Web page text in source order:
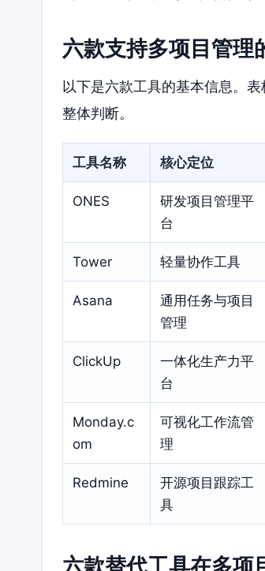
六款支持多项目管理
以下是六款工具的基本信息。
整体判断。
工具名称 核心定位
ONES
研发项目管理平
台
Tower 轻量协作工具
Asana
通用任务与项目
管理
ClickUp
一体化生产力平
台
Monday.c
om
可视化工作流管
理
Redmine
开源项目跟踪工
具